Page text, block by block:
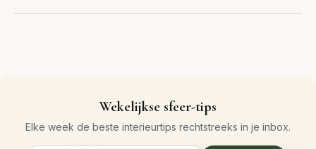
Wekelijkse sfeer-tips
Elke week de beste interieurtips rechtstreeks in je inbox.